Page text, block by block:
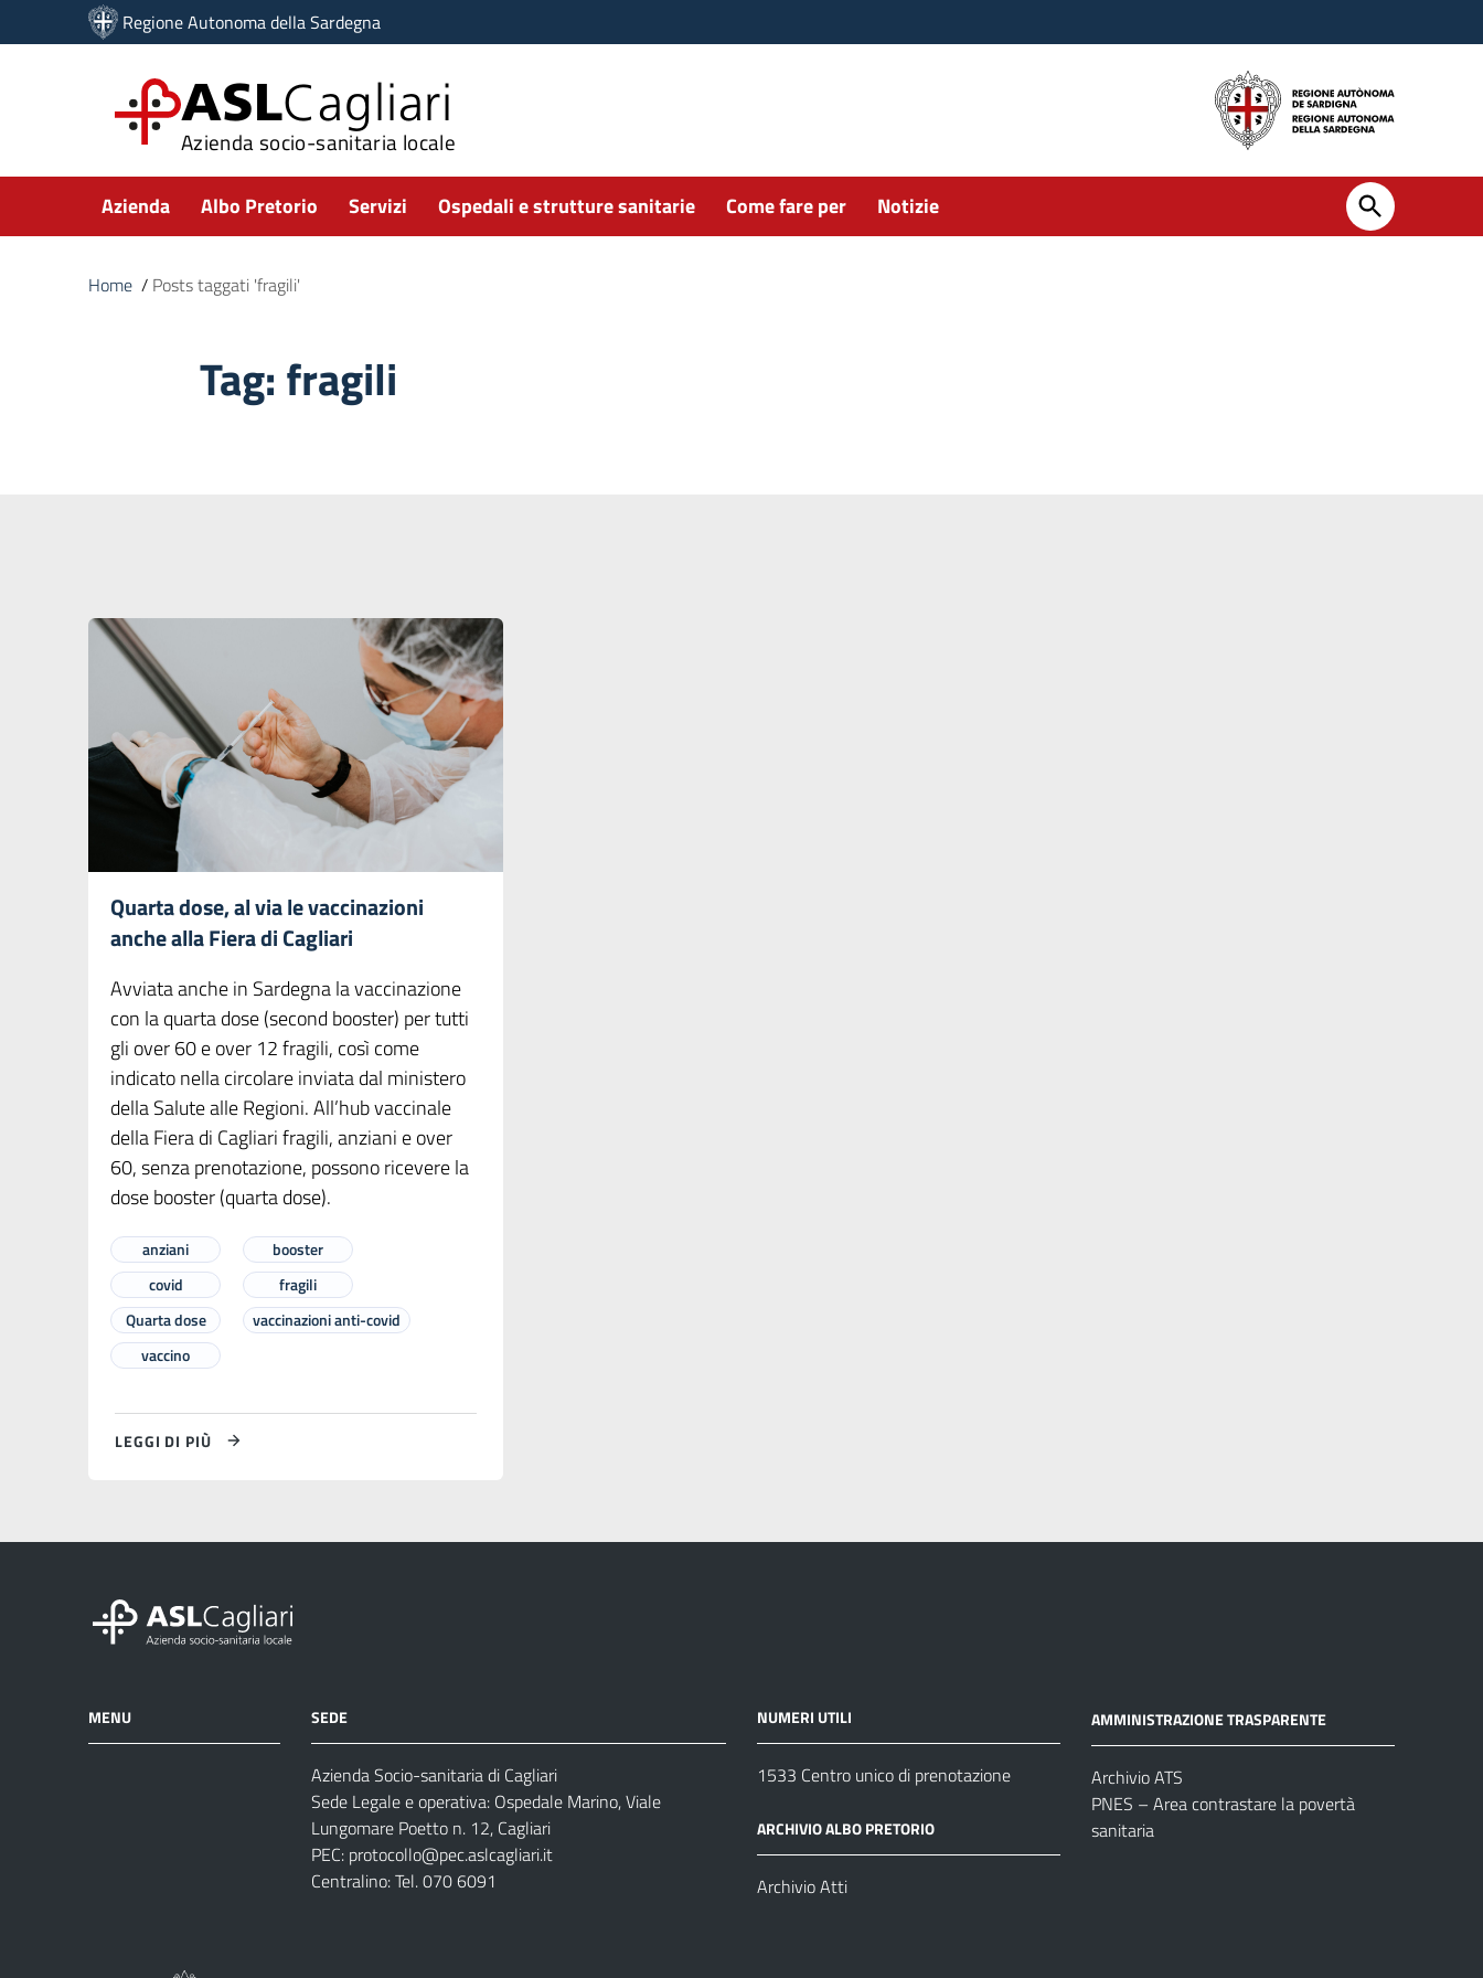
Vai ai contenuti
Vai al menu di navigazione
Regione Autonoma della Sardegna
ASLCagliari
Azienda socio-sanitaria locale
Submenu
Azienda Albo Pretorio Servizi Ospedali e strutture sanitarie Come fare per Notizie
Home / Posts taggati 'fragili'
Tag:fragili
Quarta dose, al via le vaccinazioni
anche alla Fiera di Cagliari
Avviata anche in Sardegna la vaccinazione
con la quarta dose (second booster) per tutti
gli over 60 e over 12 fragili, così come
indicato nella circolare inviata dal ministero
della Salute alle Regioni. All’hub vaccinale
della Fiera di Cagliari fragili, anziani e over
60, senza prenotazione, possono ricevere la
dose booster (quarta dose).
anziani
booster
covid
fragili
Quarta dose
vaccinazioni anti-covid
vaccino
LEGGI DI PIÙ
MENU SEDE
Azienda Socio-sanitaria di Cagliari
Sede Legale e operativa: Ospedale Marino, Viale
Lungomare Poetto n. 12, Cagliari
PEC: protocollo@pec.aslcagliari.it
Centralino: Tel. 070 6091
NUMERI UTILI
1533 Centro unico di prenotazione
ARCHIVIO ALBO PRETORIO
Archivio Atti
AMMINISTRAZIONE TRASPARENTE
Archivio ATS
PNES – Area contrastare la povertà
sanitaria